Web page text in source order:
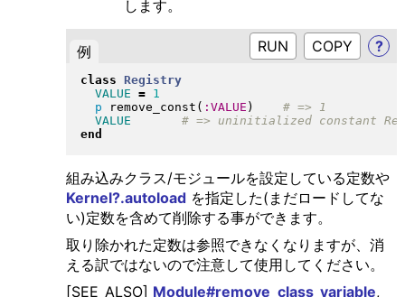
します。
例 RUN ?
class Registry
VALUE =
1
p remove_const ( :VALUE )
VALUE
end
組み込みクラス/モジュールを設定している定数や
Kernel?.autoloadを指定した(まだロードしてな
い)定数を含めて削除する事ができます。
取り除かれた定数は参照できなくなりますが、消
える訳ではないので注意して使用してください。
[SEE_ALSO] Module#remove_class_variable,